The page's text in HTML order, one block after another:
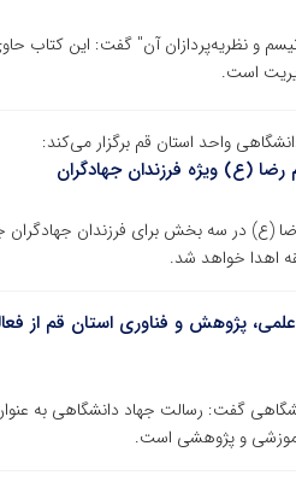
و نظریه‌پردازان آن" گفت: این کتاب
است.
واحد استان قم برگزار می‌کند:
امام رضا (ع) در سه بخش برای فرزندان
اهدا خواهد شد.
پژوهش و فناوری استان قم از
گفت: رسالت جهاد دانشگاهی به عنوان
و پژوهشی است.